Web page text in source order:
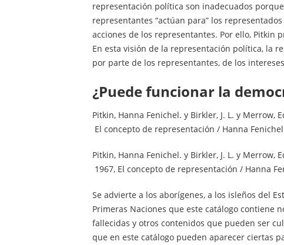
representación política son inadecuados
representantes “actúan para” los
acciones de los representantes. Por ello, Pitkin
En esta visión de la representación política, la
por parte de los representantes, de los
¿puede funcionar la
Pitkin, Hanna Fenichel. y Birkler, J. L. y Merrow,
El concepto de representación / Hanna
Pitkin, Hanna Fenichel. y Birkler, J. L. y Merrow,
1967, El concepto de representación / Hanna
Se advierte a los aborígenes, a los isleños del
Primeras Naciones que este catálogo contiene
fallecidas y otros contenidos que pueden ser
que en este catálogo pueden aparecer ciertas